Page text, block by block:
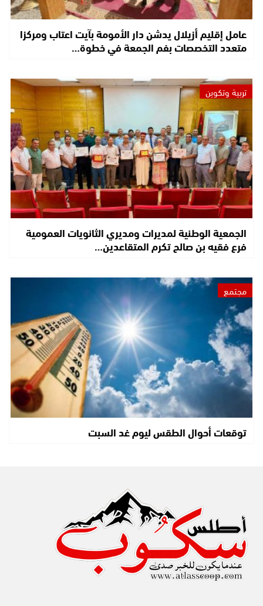
عامل إقليم أزيلال يدشن دار الأمومة بآيت اعتاب ومركزا
متعدد التخصصات بفم الجمعة في خطوة…
تربية وتكوين
الجمعية الوطنية لمديرات ومديري الثانويات العمومية
فرع فقيه بن صالح تكرم المتقاعدين…
مجتمع
توقعات أحوال الطقس ليوم غد السبت